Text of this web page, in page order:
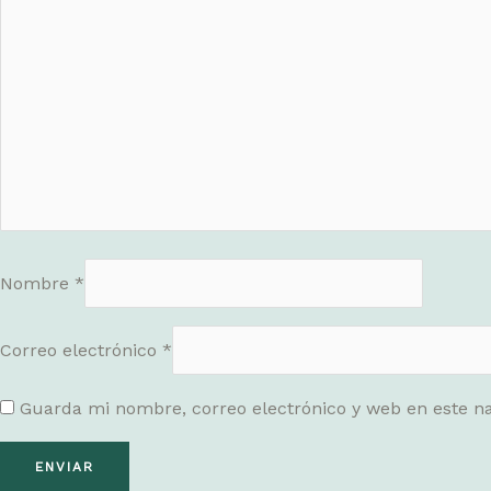
Nombre *
Correo electrónico *
Guarda mi nombre, correo electrónico y web en este